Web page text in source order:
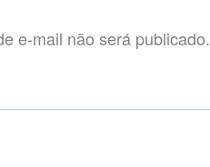
e-mail não será publicado.